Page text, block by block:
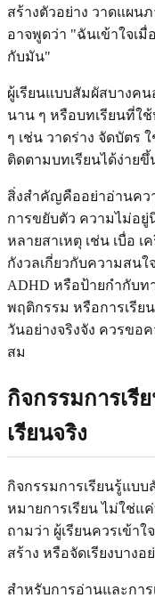
สร้างตัวอย่าง วาดแผน
อาจพูดว่า "ฉันเข้าใจเ
กับมัน"
ผู้เรียนแบบสัมผัสบางค
นาน ๆ หรือบทเรียนที่ใ
ๆ เช่น วาดร่าง จัดบัตร
ติดตามบทเรียนได้ง่ายขึ้
สิ่งสำคัญคืออย่าอ่านค
การขยับตัว ความไม่อยู่
หลายสาเหตุ เช่น เบื่อ
กังวลเกี่ยวกับความสน
ADHD หรือป้ายกำกับ
พฤติกรรม หรือการเรีย
วันอย่างจริงจัง ควรขอ
สม
กิจกรรมการเรี
เรียนจริง
กิจกรรมการเรียนรู้แบบ
หมายการเรียน ไม่ใช่แ
ถามว่า ผู้เรียนควรเข้า
สร้าง หรือจัดเรียงบางอ
สำหรับการอ่านและกา